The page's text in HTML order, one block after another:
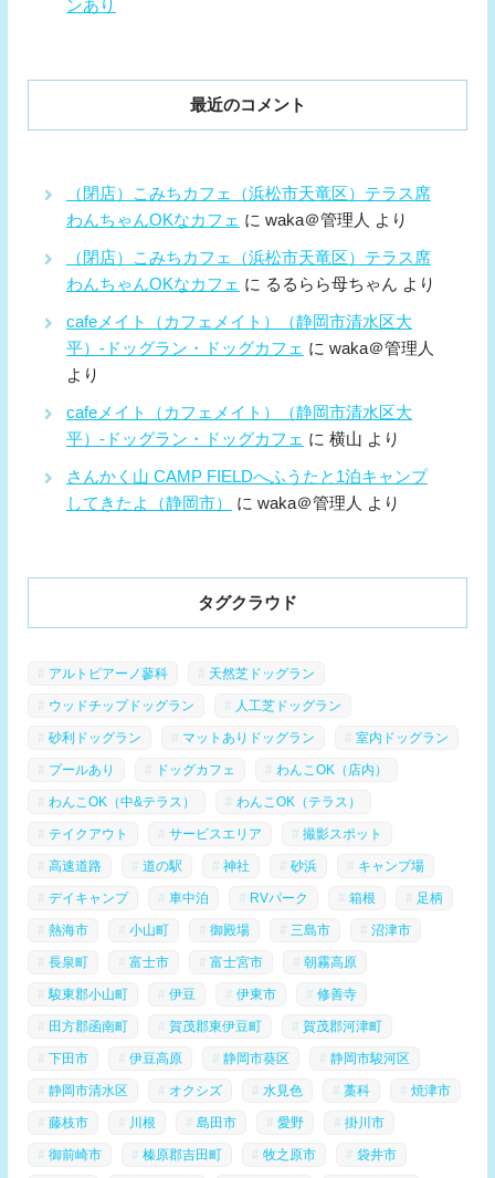
ンあり
最近のコメント
（閉店）こみちカフェ（浜松市天竜区）テラス席
わんちゃんOKなカフェ に waka＠管理人 より
（閉店）こみちカフェ（浜松市天竜区）テラス席
わんちゃんOKなカフェ に るるらら母ちゃん より
cafeメイト（カフェメイト）（静岡市清水区大
平）-ドッグラン・ドッグカフェ に waka＠管理人
より
cafeメイト（カフェメイト）（静岡市清水区大
平）-ドッグラン・ドッグカフェ に 横山 より
さんかく山 CAMP FIELDへふうたと1泊キャンプ
してきたよ（静岡市）
に waka＠管理人 より
タグクラウド
アルトピアーノ蓼科 天然芝ドッグラン
ウッドチップドッグラン 人工芝ドッグラン
砂利ドッグラン マットありドッグラン 室内ドッグラン
プールあり ドッグカフェ わんこOK（店内）
わんこOK（中&テラス） わんこOK（テラス）
テイクアウト サービスエリア 撮影スポット
高速道路 道の駅 神社 砂浜 キャンプ場
デイキャンプ 車中泊 RVパーク 箱根 足柄
熱海市 小山町 御殿場 三島市 沼津市
長泉町 富士市 富士宮市 朝霧高原
駿東郡小山町 伊豆 伊東市 修善寺
田方郡函南町 賀茂郡東伊豆町 賀茂郡河津町
下田市 伊豆高原 静岡市葵区 静岡市駿河区
静岡市清水区 オクシズ 水見色 藁科 焼津市
藤枝市 川根 島田市 愛野 掛川市
御前崎市 榛原郡吉田町 牧之原市 袋井市